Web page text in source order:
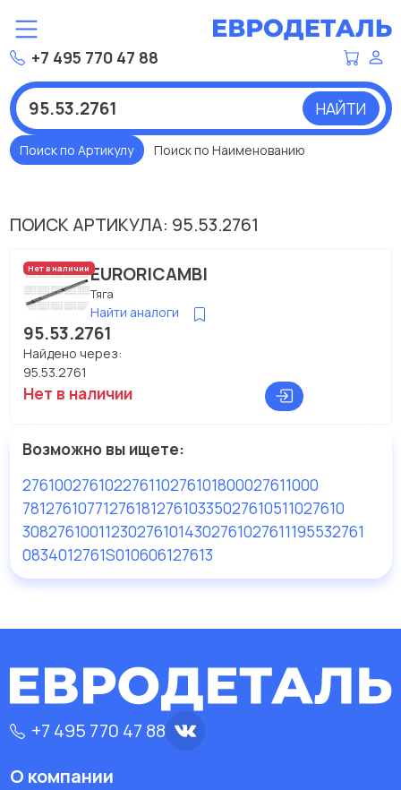
+7 495 770 47 88
НАЙТИ
Поиск по Артикулу Поиск по Наименованию
ПОИСК АРТИКУЛА: 95.53.2761
Нет в наличииEURORICAMBI
Тяга
Найти аналоги
95.53.2761
Найдено через:
95.53.2761
Нет в наличии
Возможно вы ищете:
276100276102276110276101800027611000
7812761077127618127610335027610511027610
308276100112302761014302761027611195532761
0834012761S010606127613
+7 495 770 47 88
О компании